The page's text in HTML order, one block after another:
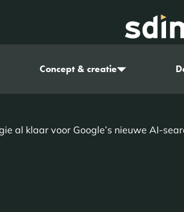
Concept & creatie
al klaar voor Google’s nieuwe AI-